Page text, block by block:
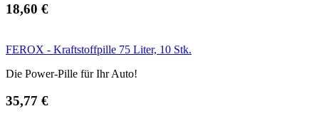
18,60 €
FEROX - Kraftstoffpille 75 Liter, 10 Stk.
Die Power-Pille für Ihr Auto!
35,77 €